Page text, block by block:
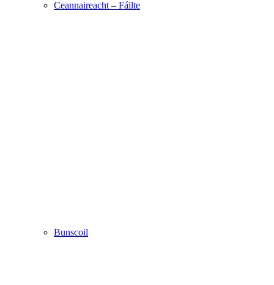
Ceannaireacht – Fáilte
Bunscoil